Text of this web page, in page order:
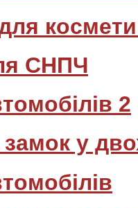
СНПЧ
2
у